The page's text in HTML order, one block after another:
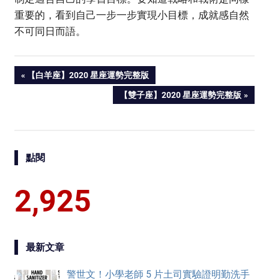
重要的，看到自己一步一步實現小目標，成就感自然
不可同日而語。
Post
PREVIOUS
【白羊座】2020 星座運勢完整版
NEXT
【雙子座】2020 星座運勢完整版
點閱
2,925
最新文章
警世文！小學老師 5 片土司實驗證明勤洗手